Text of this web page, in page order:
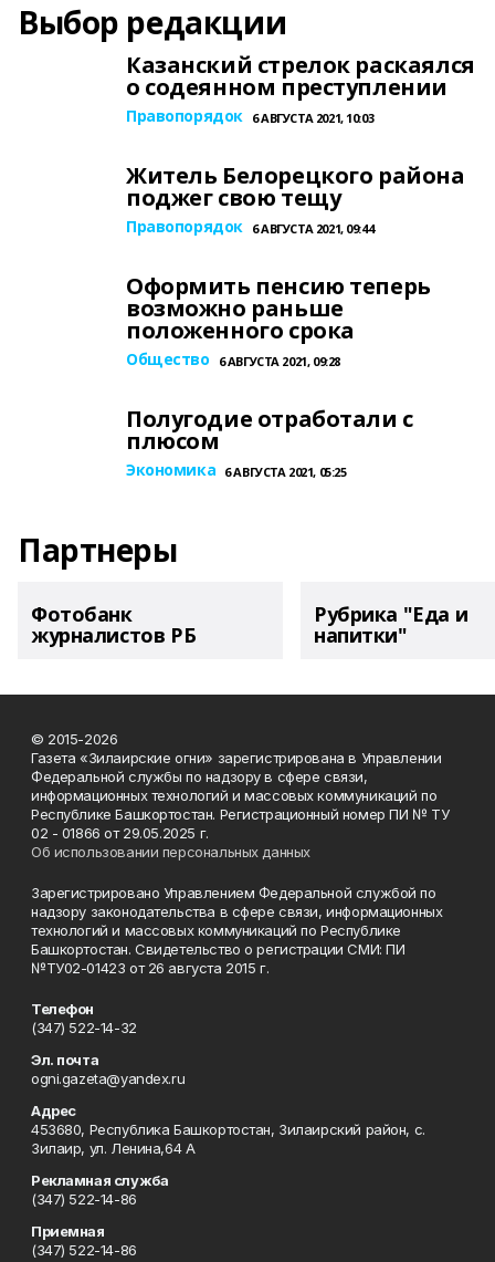
Выбор редакции
Казанский стрелок раскаялся
о содеянном преступлении
Правопорядок 6 АВГУСТА 2021, 10:03
Житель Белорецкого района
поджег свою тещу
Правопорядок 6 АВГУСТА 2021, 09:44
Оформить пенсию теперь
возможно раньше
положенного срока
Общество 6 АВГУСТА 2021, 09:28
Полугодие отработали с
плюсом
Экономика 6 АВГУСТА 2021, 05:25
Партнеры
Фотобанк
журналистов РБ
Рубрика "Еда и
напитки"
© 2015-2026
Газета «Зилаирские огни» зарегистрирована в Управлении
Федеральной службы по надзору в сфере связи,
информационных технологий и массовых коммуникаций по
Республике Башкортостан. Регистрационный номер ПИ № ТУ
02 - 01866 от 29.05.2025 г.
Об использовании персональных данных
Зарегистрировано Управлением Федеральной службой по
надзору законодательства в сфере связи, информационных
технологий и массовых коммуникаций по Республике
Башкортостан. Свидетельство о регистрации СМИ: ПИ
№ТУ02-01423 от 26 августа 2015 г.
Телефон
(347) 522-14-32
Эл. почта
ogni.gazeta@yandex.ru
Адрес
453680, Республика Башкортостан, Зилаирский район, с.
Зилаир, ул. Ленина,64 А
Рекламная служба
(347) 522-14-86
Приемная
(347) 522-14-86